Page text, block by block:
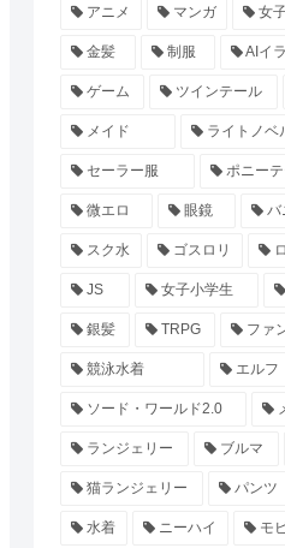
アニメ マンガ 女
金髪 制服 AIイ
ゲーム ツインテール
メイド ライトノベ
セーラー服 ポニー
微エロ 眼鏡 バ
スク水 ゴスロリ
JS 女子小学生
銀髪 TRPG ファ
競泳水着 エルフ
ソード・ワールド2.0
ランジェリー ブルマ
猫ランジェリー パンツ
水着 ニーハイ モ